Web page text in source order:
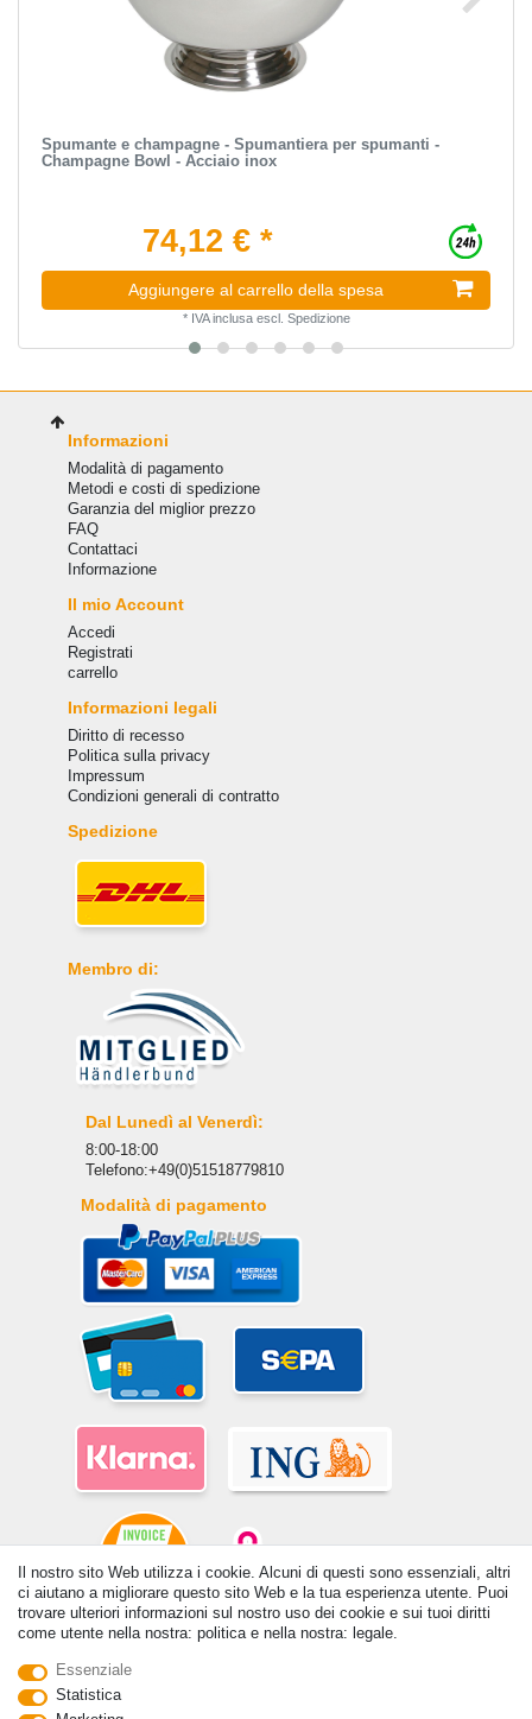
Spumante e champagne - Spumantiera per spumanti -
Champagne Bowl - Acciaio inox
74,12 € *
Aggiungere al carrello della spesa
* IVA inclusaescl. Spedizione
Il nostro sito Web utilizza i cookie. Alcuni di questi sono essenziali, altri
ci aiutano a migliorare questo sito Web e la tua esperienza utente. Puoi
trovare ulteriori informazioni sul nostro uso dei cookie e sui tuoi diritti
come utente nella nostra: politica e nella nostra: legale.
Essenziale
Statistica
Informazioni
Modalità di pagamento
Metodi e costi di spedizione
Garanzia del miglior prezzo
FAQ
Сontattaci
Informazione
Il mio Account
Accedi
Registrati
carrello
Informazioni legali
Diritto di recesso
Politica sulla privacy
Impressum
Condizioni generali di contratto
Spedizione
Membro di:
Dal Lunedì al Venerdì:
8:00-18:00
Telefono:+49(0)51518779810
Modalità di pagamento
© Copyright 2026 | Tutti i diritti riservati. - Tutti i diritti riservati. Prezzi
incl. 19% di imposta sul valore aggiunto | prezzi base vedi dettaglio